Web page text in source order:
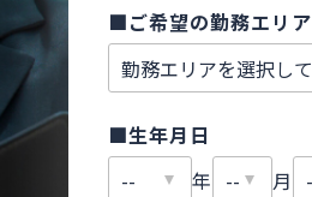
■ご希望の勤務エリア
■生年月日
年
月